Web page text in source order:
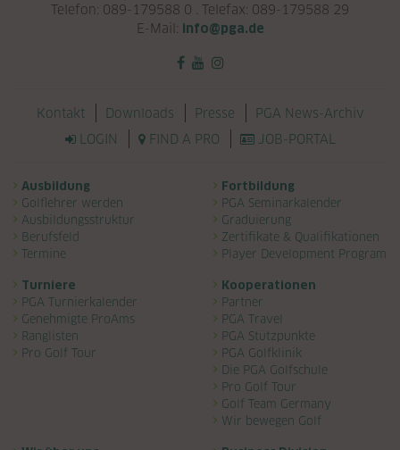
Telefon: 089-179588 0 . Telefax: 089-179588 29
E-Mail:
info@pga.de
Navigation überspringen
Kontakt Downloads Presse
PGA News-Archiv
LOGIN
FIND A PRO JOB-PORTAL
Navigation überspringen
Ausbildung
Golflehrer werden
Ausbildungsstruktur
Berufsfeld
Termine
Fortbildung
PGA Seminarkalender
Graduierung
Zertifikate & Qualifikationen
Player Development Program
Turniere
PGA Turnierkalender
Genehmigte ProAms
Ranglisten
Pro Golf Tour
Kooperationen
Partner
PGA Travel
PGA Stützpunkte
PGA Golfklinik
Die PGA Golfschule
Pro Golf Tour
Golf Team Germany
Wir bewegen Golf